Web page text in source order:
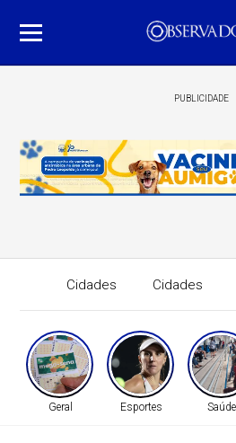
PUBLICIDADE
Cidades Cidades
Geral Esportes Saúde